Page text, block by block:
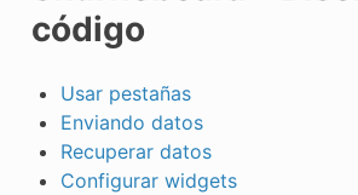
código
Usar pestañas
Enviando datos
Recuperar datos
Configurar widgets